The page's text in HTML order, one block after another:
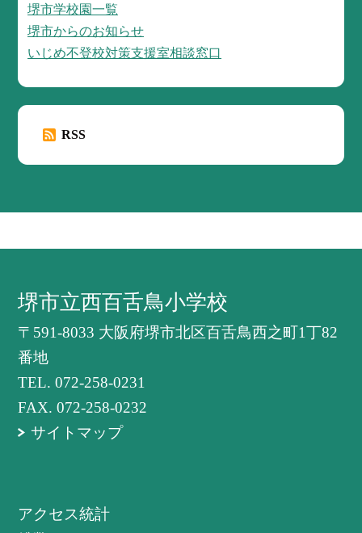
堺市学校園一覧
堺市からのお知らせ
いじめ不登校対策支援室相談窓口
RSS
堺市立西百舌鳥小学校
〒591-8033 大阪府堺市北区百舌鳥西之町1丁82
番地
TEL.072-258-0231
FAX. 072-258-0232
サイトマップ
アクセス統計